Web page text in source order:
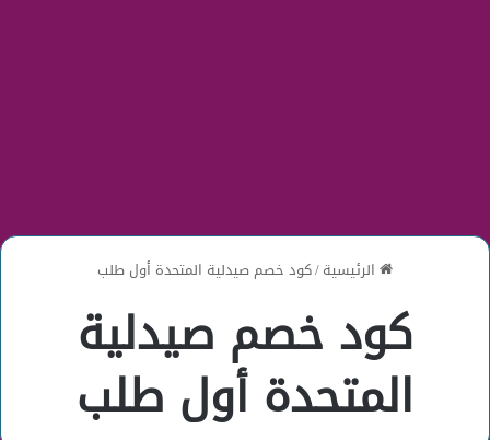
الرئيسية/كود خصم صيدلية المتحدة أول طلب
كود خصم صيدلية
المتحدة أول طلب